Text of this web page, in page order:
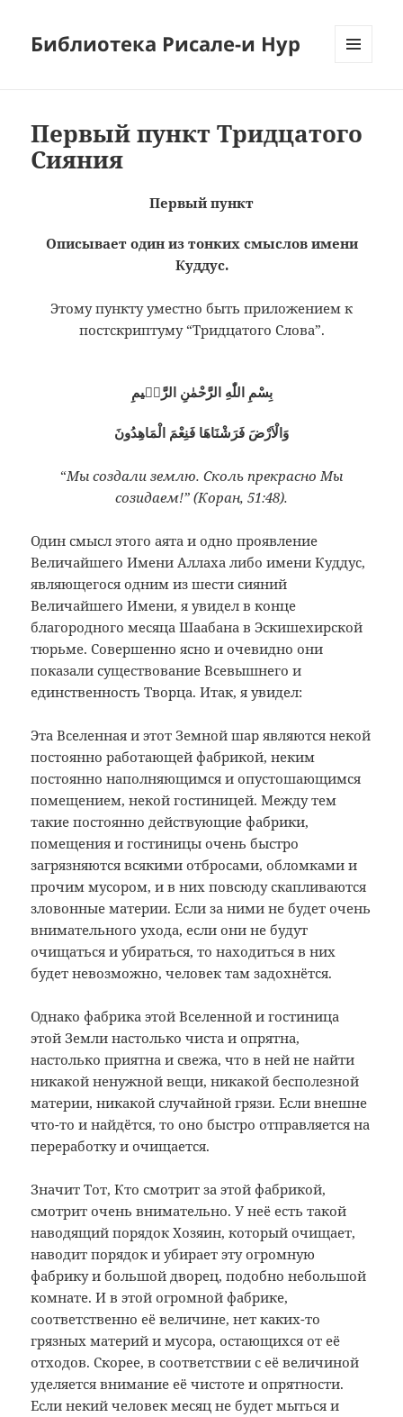
Библиотека Рисале-и Нур
Первый пункт Тридцатого
Сияния
Первый пункт
Описывает один из тонких смыслов имени
Куддус.
Этому пункту уместно быть приложением к
постскриптуму “Тридцатого Слова”.
بِسْمِ اللّٰهِ الرَّحْمٰنِ الرَّحٖيمِ
وَالْاَرْضَ فَرَشْنَاهَا فَنِعْمَ الْمَاهِدُونَ
“Мы создали землю. Сколь прекрасно Мы
созидаем!” (Коран, 51:48).
Один смысл этого аята и одно проявление
Величайшего Имени Аллаха либо имени Куддус,
являющегося одним из шести сияний
Величайшего Имени, я увидел в конце
благородного месяца Шаабана в Эскишехирской
тюрьме. Совершенно ясно и очевидно они
показали существование Всевышнего и
единственность Творца. Итак, я увидел:
Эта Вселенная и этот Земной шар являются некой
постоянно работающей фабрикой, неким
постоянно наполняющимся и опустошающимся
помещением, некой гостиницей. Между тем
такие постоянно действующие фабрики,
помещения и гостиницы очень быстро
загрязняются всякими отбросами, обломками и
прочим мусором, и в них повсюду скапливаются
зловонные материи. Если за ними не будет очень
внимательного ухода, если они не будут
очищаться и убираться, то находиться в них
будет невозможно, человек там задохнётся.
Однако фабрика этой Вселенной и гостиница
этой Земли настолько чиста и опрятна,
настолько приятна и свежа, что в ней не найти
никакой ненужной вещи, никакой бесполезной
материи, никакой случайной грязи. Если внешне
что-то и найдётся, то оно быстро отправляется на
переработку и очищается.
Значит Тот, Кто смотрит за этой фабрикой,
смотрит очень внимательно. У неё есть такой
наводящий порядок Хозяин, который очищает,
наводит порядок и убирает эту огромную
фабрику и большой дворец, подобно небольшой
комнате. И в этой огромной фабрике,
соответственно её величине, нет каких-то
грязных материй и мусора, остающихся от её
отходов. Скорее, в соответствии с её величиной
уделяется внимание её чистоте и опрятности.
Если некий человек месяц не будет мыться и